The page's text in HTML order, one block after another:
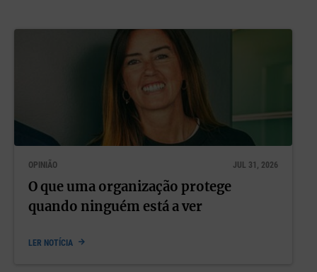
OPINIÃO JUL 31, 2026
O que uma organização protege
quando ninguém está a ver
LER NOTÍCIA